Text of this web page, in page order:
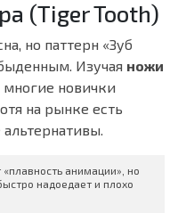
(Tiger Tooth)
но паттерн «Зуб
Изучая ножи
новички
на рынке есть
анимации», но
надоедает и плохо